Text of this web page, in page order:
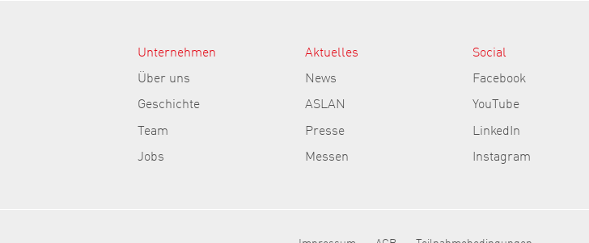
Unternehmen
Über uns
Geschichte
Team
Jobs
Aktuelles
News
ASLAN
Presse
Messen
Social
Facebook
YouTube
LinkedIn
Instagram